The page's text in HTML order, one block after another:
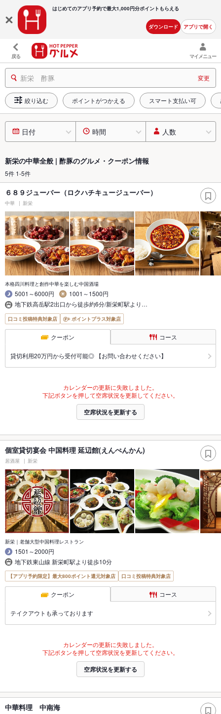
はじめてのアプリ予約で最大1,000円分ポイントもらえる
ダウンロード アプリで開く
戻る マイメニュー
新栄 酢豚 変更
絞り込む ポイントがつかえる スマート支払い可
日付 時間 人数
新栄の中華全般 | 酢豚のグルメ・クーポン情報
5件 1-5件
６８９ジューバー（ロクハチキュージューバー）
中華 新栄
本格四川料理と創作中華を楽しむ中国酒場
5001～6000円
1001～1500円
地下鉄高岳駅2出口から徒歩約6分/新栄町駅より…
口コミ投稿特典対象店 ポイントプラス対象店
クーポン コース
貸切利用20万円から受付可能◎ 【お問い合わせください】
カレンダーの更新に失敗しました。
下記ボタンを押して空席状況を更新してください。
空席状況を更新する
個室貸切宴会 中国料理 延辺館(えんぺんかん)
居酒屋 新栄
新栄｜老舗大型中国料理レストラン
1501～2000円
地下鉄東山線 新栄町駅より徒歩10分
【アプリ予約限定】最大800ポイント還元対象店 口コミ投稿特典対象店
クーポン コース
テイクアウトも承っております
カレンダーの更新に失敗しました。
下記ボタンを押して空席状況を更新してください。
空席状況を更新する
中華料理 中南海